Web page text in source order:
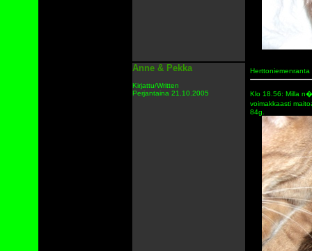
Anne & Pekka
Kirjattu/Written
Perjantaina 21.10.2005
Herttoniemenranta
Klo 18.56: Milla
voimakkaasti
84g.